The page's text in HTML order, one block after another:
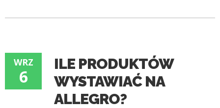
WRZ
6
ILE PRODUKTÓW
WYSTAWIAĆ NA
ALLEGRO?